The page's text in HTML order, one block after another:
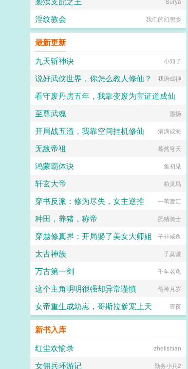
淫纹教会 我们的幻想乡
最新更新
九天斩神诀
小知了
说好武侠世界，你怎么教人修仙？ 我语成神
看守废丹房五年，我靠变废为宝证道成仙
雪花舞
至尊武魂 墨扬
开局战五渣，我靠空间挂机修仙 涓滴成海
无敌帝祖 蓦然穹天
鸿蒙霸体诀 鱼初见
轩玄大帝 柏灵鸟
穿书反派：修为尽失，女主逆推 一苇渡江
种田，养猪，称帝 肥猪骑士
穿越修真界：开局娶了美女大师姐 子非咸鱼
太古神族 子莫谦
万古第一剑 千年老龟
这个主角明明很强却异常谨慎 偷神月岁
女帝重生成幼崽，哥斯拉爹宠上天 壹夜
新书入库
红尘欢愉录
zhelishian
女佣兵环游记 勤务小兵2